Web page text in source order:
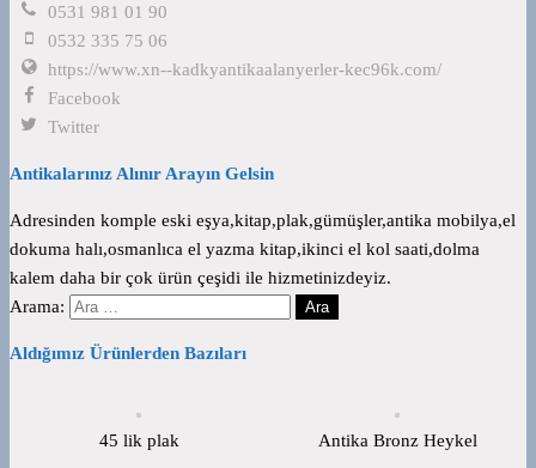
0531 981 01 90
0532 335 75 06
https://www.xn--kadkyantikaalanyerler-kec96k.com/
Facebook
Twitter
Antikalarınız Alınır Arayın Gelsin
Adresinden komple eski eşya,kitap,plak,gümüşler,antika mobilya,el
dokuma halı,osmanlıca el yazma kitap,ikinci el kol saati,dolma
kalem daha bir çok ürün çeşidi ile hizmetinizdeyiz.
Arama:
Aldığımız Ürünlerden Bazıları
45 lik plak Antika Bronz Heykel